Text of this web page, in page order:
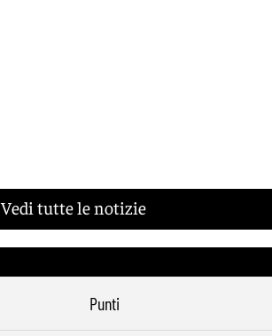
Vedi tutte le notizie
Punti